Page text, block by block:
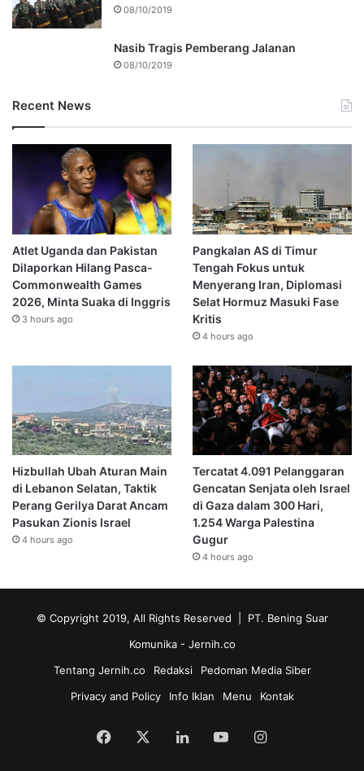
08/10/2019
Nasib Tragis Pemberang Jalanan
08/10/2019
Recent News
Atlet Uganda dan Pakistan
Dilaporkan Hilang Pasca-
Commonwealth Games
2026, Minta Suaka di Inggris
3 hours ago
Pangkalan AS di Timur
Tengah Fokus untuk
Menyerang Iran, Diplomasi
Selat Hormuz Masuki Fase
Kritis
4 hours ago
Hizbullah Ubah Aturan Main
di Lebanon Selatan, Taktik
Perang Gerilya Darat Ancam
Pasukan Zionis Israel
4 hours ago
Tercatat 4.091 Pelanggaran
Gencatan Senjata oleh Israel
di Gaza dalam 300 Hari,
1.254 Warga Palestina
Gugur
4 hours ago
© Copyright 2019, All Rights Reserved | PT. Bening Suar
Komunika - Jernih.co
Tentang Jernih.co
Redaksi
Pedoman Media Siber
Privacy and Policy
Info Iklan Menu Kontak
Facebook LinkedInYouTubeInstagram